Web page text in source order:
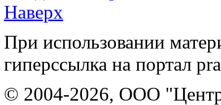
Наверх
При использовании
гиперссылка на портал
© 2004-2026, ООО "Центр